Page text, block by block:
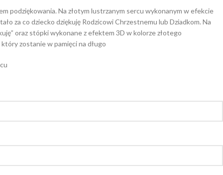
podziękowania. Na złotym lustrzanym sercu wykonanym w efekcie
za co dziecko dziękuję Rodzicowi Chrzestnemu lub Dziadkom. Na
oraz stópki wykonane z efektem 3D w kolorze złotego
zostanie w pamięci na długo